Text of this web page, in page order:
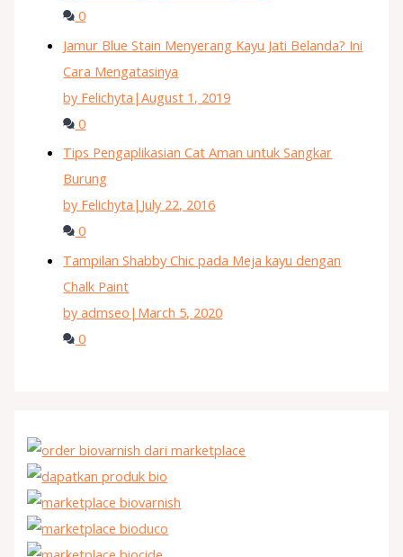
0
Jamur Blue Stain Menyerang Kayu Jati Belanda? Ini
Cara Mengatasinya
by Felichyta |August 1, 2019
0
Tips Pengaplikasian Cat Aman untuk Sangkar
Burung
by Felichyta | July 22, 2016
0
Tampilan Shabby Chic pada Meja kayu dengan
Chalk Paint
by admseo | March 5, 2020
0